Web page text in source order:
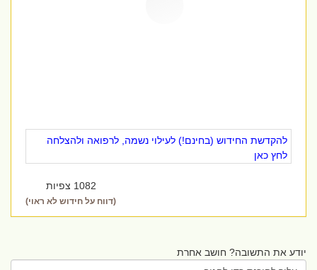
להקדשת החידוש (בחינם!) לעילוי נשמה, לרפואה ולהצלחה
לחץ כאן
1082 צפיות
(דווח על חידוש לא ראוי)
יודע את התשובה? חושב אחרת